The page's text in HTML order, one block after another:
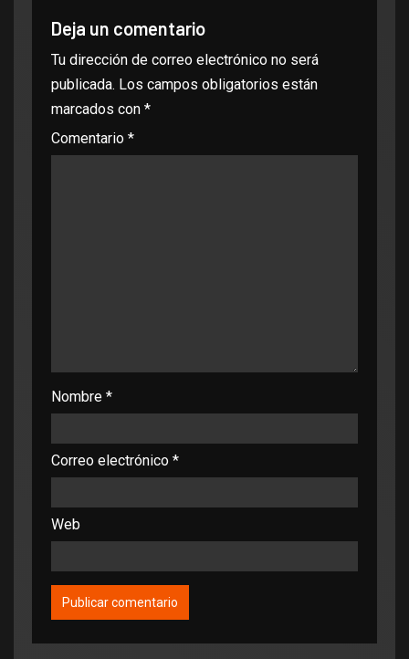
Deja un comentario
Tu dirección de correo electrónico no será
publicada. Los campos obligatorios están
marcados con *
Comentario *
Nombre *
Correo electrónico *
Web